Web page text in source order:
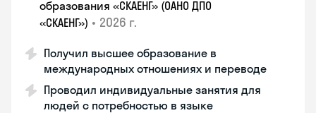
образования «СКАЕНГ» (ОАНО ДПО
«СКАЕНГ») • 2026 г.
Получил высшее образование в
международных отношениях и переводе
Проводил индивидуальные занятия для
людей с потребностью в языке